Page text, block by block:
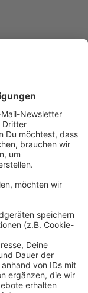
der beiden
Der
der
den Tisch
Wort